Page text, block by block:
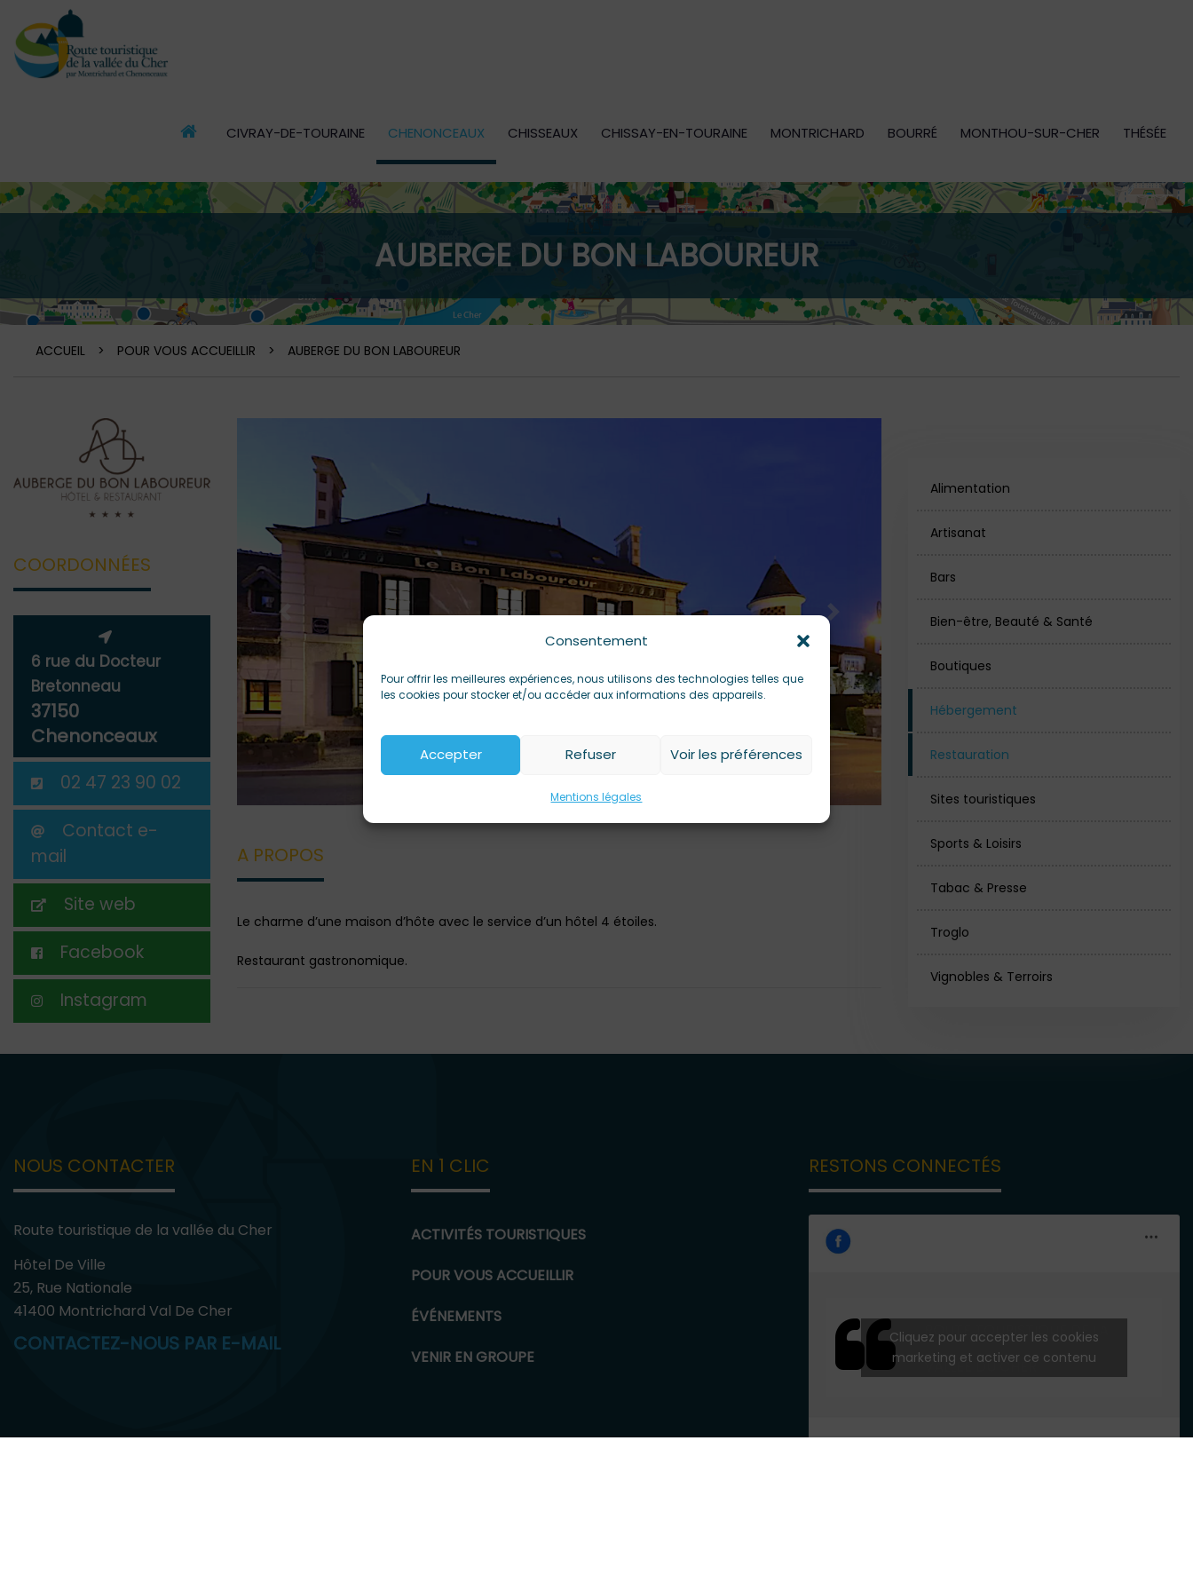
Consentement
Pour offrir les meilleures expériences, nous utilisons des technologies telles que
les cookies pour stocker et/ou accéder aux informations des appareils.
Accepter Refuser Voir les préférences
Mentions légales
CIVRAY-DE-TOURAINE CHENONCEAUX CHISSEAUX CHISSAY-EN-TOURAINE MONTRICHARD BOURRÉ MONTHOU-SUR-CHER THÉSÉE
AUBERGE DU BON LABOUREUR
ACCUEIL > POUR VOUS ACCUEILLIR > AUBERGE DU BON LABOUREUR
COORDONNÉES
6 rue du Docteur
Bretonneau
37150
Chenonceaux
02 47 23 90 02
Contact e-
mail
Site web
Facebook
Instagram
Previous Next
A PROPOS
Le charme d’une maison d’hôte avec le service d’un hôtel 4 étoiles.
Restaurant gastronomique.
Alimentation
Artisanat
Bars
Bien-être, Beauté & Santé
Boutiques
Hébergement
Restauration
Sites touristiques
Sports & Loisirs
Tabac & Presse
Troglo
Vignobles & Terroirs
NOUS CONTACTER
Route touristique de la vallée du Cher
Hôtel De Ville
25, Rue Nationale
41400 Montrichard Val De Cher
CONTACTEZ-NOUS PAR E-MAIL
EN 1 CLIC
ACTIVITÉS TOURISTIQUES
POUR VOUS ACCUEILLIR
ÉVÉNEMENTS
VENIR EN GROUPE
RESTONS CONNECTÉS
ROUTE TOURISTIQUE DE LA
VALLÉE DU CHER
Cliquez pour accepter les cookies
marketing et activer ce contenu